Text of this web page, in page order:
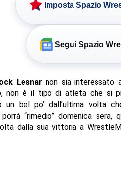
Imposta Spazio
Segui Spazio
Lesnar non sia interessato
non è il tipo di atleta che si
un bel po’ dall’ultima volta
“rimedio” domenica
dalla sua vittoria a